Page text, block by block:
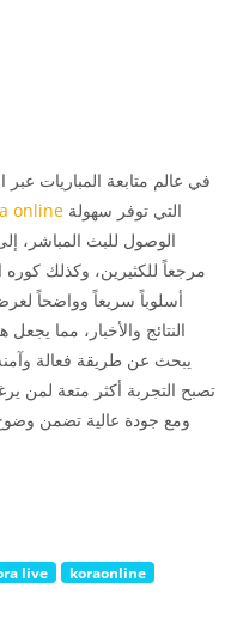
في عالم متابعة المباريات
online
الوصول للبث المباشر،
مرجعاً للكثيرين، وكذلك كوره
النتائج والأخبار، مما
يبحث عن طريقة فعالة وآمنة
تصبح التجربة أكثر متعة لمن
ومع جودة عالية تضمن
live koraonline